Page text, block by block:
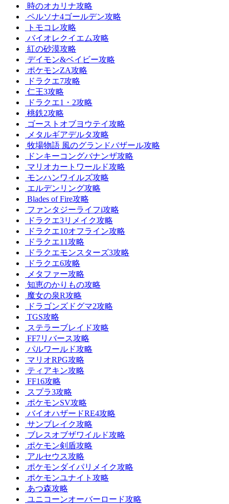
時のオカリナ攻略
ペルソナ4ゴールデン攻略
トモコレ攻略
バイオレクイエム攻略
紅の砂漠攻略
デイモン&ベイビー攻略
ポケモンZA攻略
ドラクエ7攻略
仁王3攻略
ドラクエ1・2攻略
桃鉄2攻略
ゴーストオブヨウテイ攻略
メタルギアデルタ攻略
牧場物語 風のグランドバザール攻略
ドンキーコングバナンザ攻略
マリオカートワールド攻略
モンハンワイルズ攻略
エルデンリング攻略
Blades of Fire攻略
ファンタジーライフi攻略
ドラクエ3リメイク攻略
ドラクエ10オフライン攻略
ドラクエ11攻略
ドラクエモンスターズ3攻略
ドラクエ6攻略
メタファー攻略
知恵のかりもの攻略
魔女の泉R攻略
ドラゴンズドグマ2攻略
TGS攻略
ステラーブレイド攻略
FF7リバース攻略
パルワールド攻略
マリオRPG攻略
ティアキン攻略
FF16攻略
スプラ3攻略
ポケモンSV攻略
バイオハザードRE4攻略
サンブレイク攻略
ブレスオブザワイルド攻略
ポケモン剣盾攻略
アルセウス攻略
ポケモンダイパリメイク攻略
ポケモンユナイト攻略
あつ森攻略
ユニコーンオーバーロード攻略